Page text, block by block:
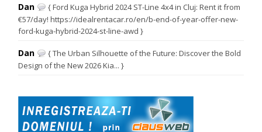
Dan
{ Ford Kuga Hybrid 2024 ST-Line 4x4 in Cluj: Rent it from
€57/day! https://idealrentacar.ro/en/b-end-of-year-offer-new-
ford-kuga-hybrid-2024-st-line-awd }
Dan
{ The Urban Silhouette of the Future: Discover the Bold
Design of the New 2026 Kia... }